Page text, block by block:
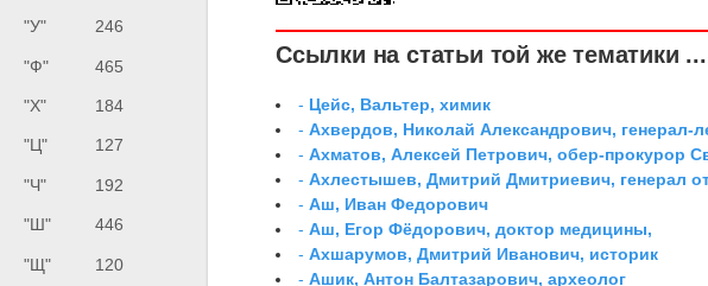
"У" 246
"Ф" 465
"Х" 184
"Ц" 127
"Ч" 192
"Ш" 446
"Щ" 120
Ссылки на статьи той же тематики ...
- Цейс, Вальтер, химик
-Ахвердов, Николай Александрович, генерал-
-Ахматов, Алексей Петрович, обер-прокурор
-Ахлестышев, Дмитрий Дмитриевич, генерал
-Аш, Иван Федорович
-Аш, Егор Фёдорович, доктор медицины,
-Ахшарумов, Дмитрий Иванович, историк
-Ашик, Антон Балтазарович, археолог